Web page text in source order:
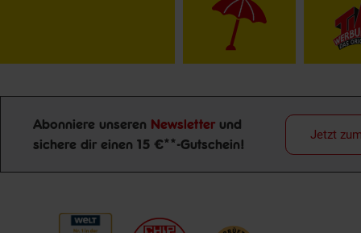
Newsletter Anmeldung
Abonniere unseren Newsletter und
sichere dir einen 15 €**-Gutschein!
Jetzt